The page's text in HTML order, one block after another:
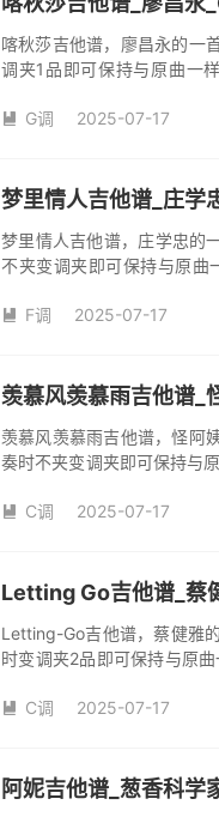
喀秋莎吉他谱，廖昌永的一
调夹1品即可保持与原曲一
 G调 2025-07-17
梦里情人吉他谱_庄学
梦里情人吉他谱，庄学忠的
不夹变调夹即可保持与原曲
人》是由庄学忠演唱的一首
 F调 2025-07-17
羡慕风羡慕雨吉他谱_
羡慕风羡慕雨吉他谱，怪阿
奏时不夹变调夹即可保持与
姨演唱的歌曲《羡慕风羡慕
 C调 2025-07-17
Letting Go吉他谱_蔡
Letting-Go吉他谱，蔡健雅
时变调夹2品即可保持与原
 C调 2025-07-17
阿妮吉他谱_葱香科学